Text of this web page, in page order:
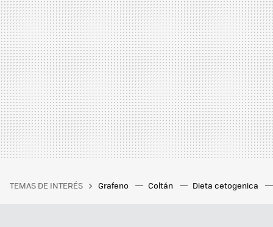
TEMAS DE INTERÉS Grafeno Coltán Dieta cetogenica